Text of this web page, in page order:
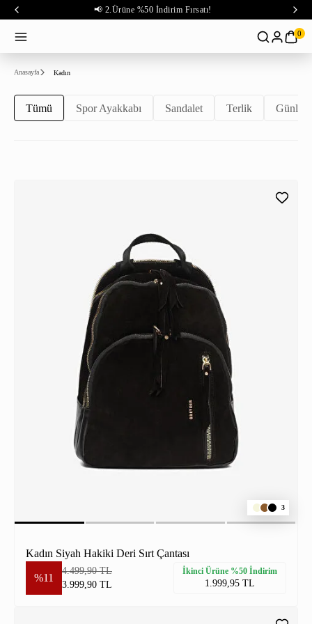
📢 2.Ürüne %50 İndirim Fırsatı!
0
Anasayfa Kadın
Tümü Spor Ayakkabı Sandalet Terlik Günlük
3
Kadın Siyah Hakiki Deri Sırt Çantası
%11
4.499,90 TL
3.999,90 TL
İkinci Ürüne %50 İndirim
1.999,95 TL